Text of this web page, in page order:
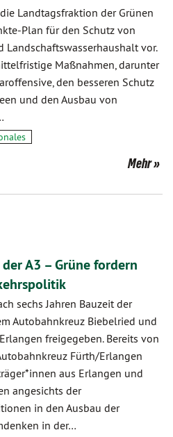
Landtagsfraktion der Grünen
Plan für den Schutz von
Landschaftswasserhaushalt vor.
Maßnahmen, darunter
den besseren Schutz
und den Ausbau von
Mehr
A3 – Grüne fordern
sechs Jahren Bauzeit der
Autobahnkreuz Biebelried und
freigegeben. Bereits von
Fürth/Erlangen
aus Erlangen und
angesichts der
in den Ausbau der
in der…